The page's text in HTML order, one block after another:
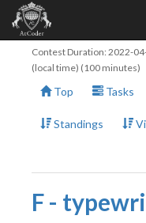
Contest Duration: 2022-
(local time) (100 minutes)
Top Tasks
Standings
F -